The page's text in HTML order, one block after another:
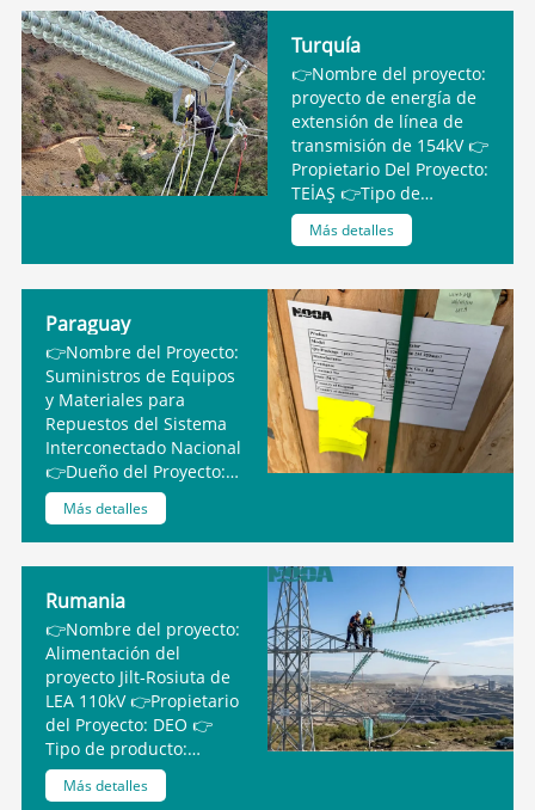
Turquía
👉Nombre del proyecto:
proyecto de energía de
extensión de línea de
transmisión de 154kV 👉
Propietario Del Proyecto:
TEİAŞ 👉Tipo de
producto: U120 BLP
Más detalles
Paraguay
👉Nombre del Proyecto:
Suministros de Equipos
y Materiales para
Repuestos del Sistema
Interconectado Nacional
👉Dueño del Proyecto:
ANDE👉Producto:
Aisladores de vidrio
U120B
Más detalles
Rumania
👉Nombre del proyecto:
Alimentación del
proyecto Jilt-Rosiuta de
LEA 110kV 👉Propietario
del Proyecto: DEO 👉
Tipo de producto:
Aislador de vidrio
U120BP
Más detalles